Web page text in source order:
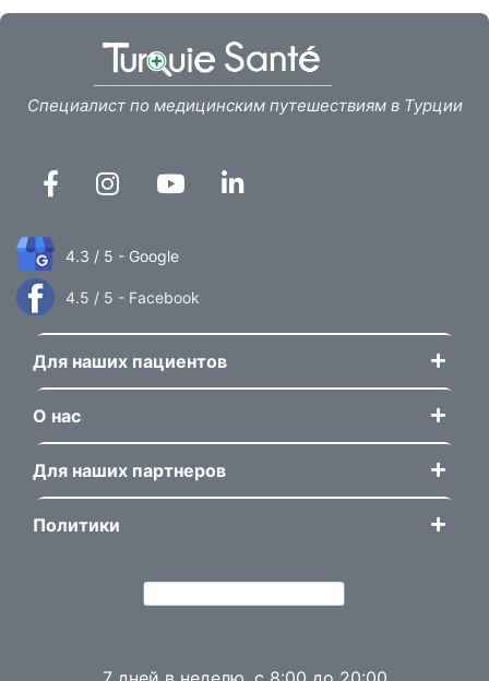
Специалист по медицинским путешествиям в Турции
4.3 / 5 - Google
4.5 / 5 - Facebook
Для наших пациентов
О нас
Для наших партнеров
Политики